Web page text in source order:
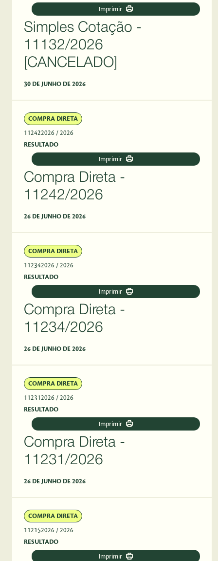
Imprimir
Simples Cotação -
11132/2026
[CANCELADO]
30 DE JUNHO DE 2026
COMPRA DIRETA
112422026 / 2026
RESULTADO
Imprimir
Compra Direta -
11242/2026
26 DE JUNHO DE 2026
COMPRA DIRETA
112342026 / 2026
RESULTADO
Imprimir
Compra Direta -
11234/2026
26 DE JUNHO DE 2026
COMPRA DIRETA
112312026 / 2026
RESULTADO
Imprimir
Compra Direta -
11231/2026
26 DE JUNHO DE 2026
COMPRA DIRETA
112152026 / 2026
RESULTADO
Imprimir